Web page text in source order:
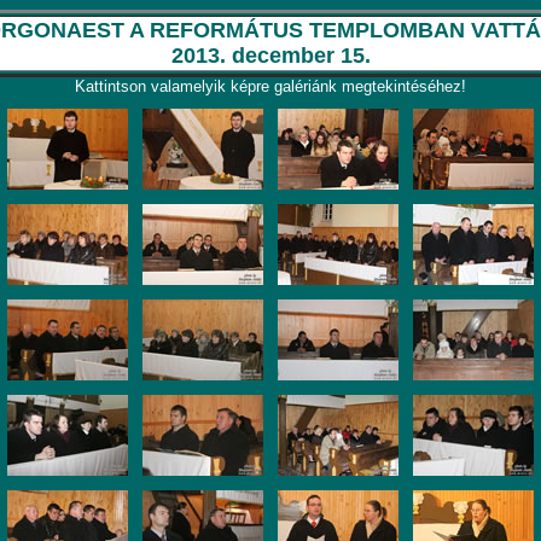
A REFORMÁTUS TEMPLOMBAN
2013. december 15.
Kattintson valamelyik képre galériánk megtekintéséhez!